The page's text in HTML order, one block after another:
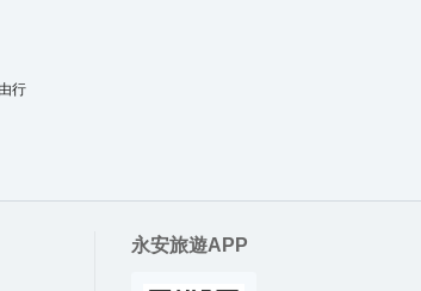
行
永安旅遊APP